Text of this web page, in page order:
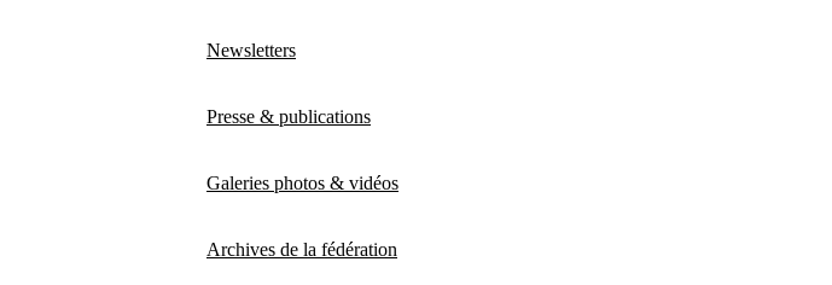
Newsletters
Presse & publications
Galeries photos & vidéos
Archives de la fédération